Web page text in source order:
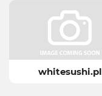
whitesushi.pl